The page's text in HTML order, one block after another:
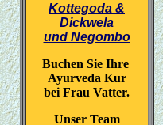
Kottegoda &
Dickwela
und Negombo
Buchen Sie Ihre
Ayurveda Kur
bei Frau Vatter.
Unser Team